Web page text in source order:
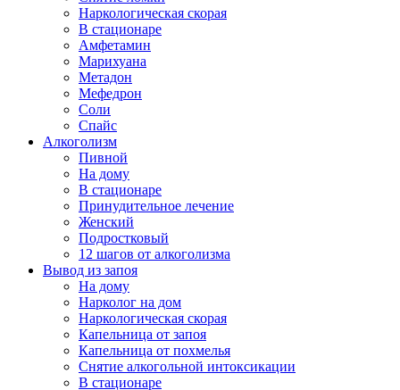
Наркологическая скорая
В стационаре
Амфетамин
Марихуана
Метадон
Мефедрон
Соли
Спайс
Алкоголизм
Пивной
На дому
В стационаре
Принудительное лечение
Женский
Подростковый
12 шагов от алкоголизма
Вывод из запоя
На дому
Нарколог на дом
Наркологическая скорая
Капельница от запоя
Капельница от похмелья
Снятие алкогольной интоксикации
В стационаре